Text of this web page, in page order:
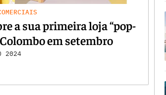
a sua primeira loja “pop-
em setembro
2024